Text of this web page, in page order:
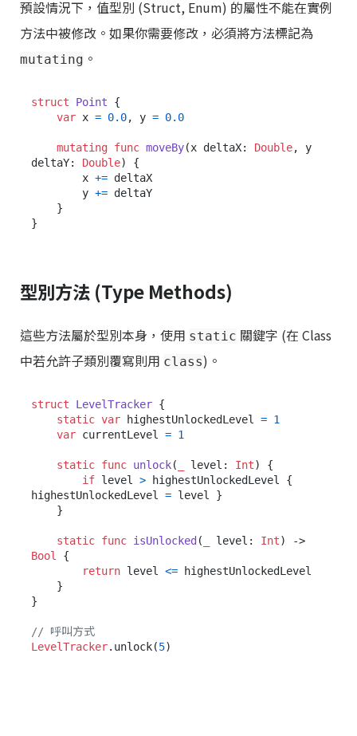
預設情況下，值型別 (Struct, Enum) 的屬性不能在實例
方法中被修改。如果你需要修改，必須將方法標記為
mutating 。
struct Point {
var x = 0.0, y = 0.0
mutating func moveBy(x deltaX: Double, y
deltaY: Double) {
        x
+= deltaX
        y
+= deltaY
型別方法 (Type Methods)
這些方法屬於型別本身，使用 static 關鍵字 (在 Class
中若允許子類別覆寫則用 class)。
struct LevelTracker {
static var highestUnlockedLevel = 1
var currentLevel = 1
static func unlock( level : Int) {
if level > highestUnlockedLevel {
highestUnlockedLevel = level }
static func isUnlocked( level : Int
Bool
{
return level <= highestUnlockedLevel
}
// 呼叫方式
LevelTracker.unlock(5